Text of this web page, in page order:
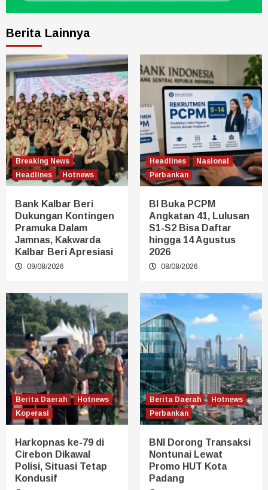
Berita Lainnya
Breaking News
Headlines
Hotnews
Bank Kalbar Beri
Dukungan Kontingen
Pramuka Dalam
Jamnas, Kakwarda
Kalbar Beri Apresiasi
09/08/2026
Headlines
Nasional
Perbankan
BI Buka PCPM
Angkatan 41, Lulusan
S1-S2 Bisa Daftar
hingga 14 Agustus
2026
08/08/2026
Berita Daerah
Hotnews
Koperasi
Harkopnas ke-79 di
Cirebon Dikawal
Polisi, Situasi Tetap
Kondusif
Berita Daerah
Hotnews
Perbankan
BNI Dorong Transaksi
Nontunai Lewat
Promo HUT Kota
Padang